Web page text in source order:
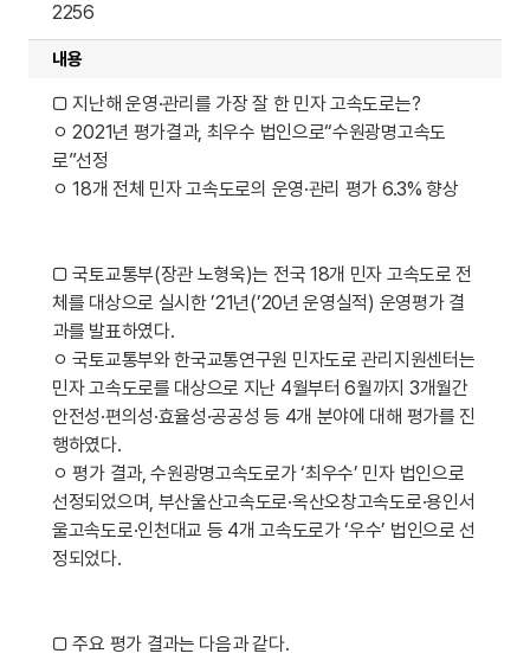
미납통행료 조회·납부
민자도로관리지원센터 자료집
채용공고
2256
내용
□ 지난해 운영·관리를 가장 잘 한 민자 고속도로는?
ㅇ 2021년 평가결과, 최우수 법인으로“수원광명고속도
로”선정
ㅇ 18개 전체 민자 고속도로의 운영·관리 평가 6.3% 향상
□ 국토교통부(장관 노형욱)는 전국 18개 민자 고속도로 전
체를 대상으로 실시한 ’21년(’20년 운영실적) 운영평가 결
과를 발표하였다.
ㅇ 국토교통부와 한국교통연구원 민자도로 관리지원센터는
민자 고속도로를 대상으로 지난 4월부터 6월까지 3개월간
안전성·편의성·효율성·공공성 등 4개 분야에 대해 평가를 진
행하였다.
ㅇ 평가 결과, 수원광명고속도로가 ‘최우수’ 민자 법인으로
선정되었으며, 부산울산고속도로·옥산오창고속도로·용인서
울고속도로·인천대교 등 4개 고속도로가 ‘우수’ 법인으로 선
정되었다.
□ 주요 평가 결과는 다음과 같다.